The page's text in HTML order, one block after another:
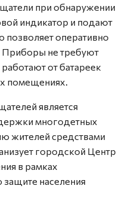
при обнаружении
индикатор и подают
позволяет оперативно
Приборы не требуют
от батареек
помещениях.
является
многодетных
жителей средствами
городской Центр
в рамках
населения